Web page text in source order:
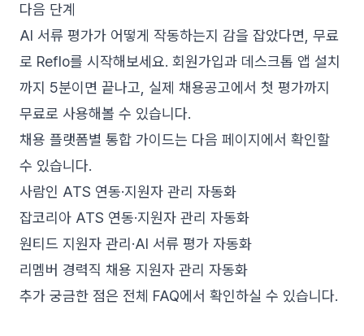
다음 단계
AI 서류 평가가 어떻게 작동하는지 감을 잡았다면, 무료
로 Reflo를 시작해보세요. 회원가입과 데스크톱 앱 설치
까지 5분이면 끝나고, 실제 채용공고에서 첫 평가까지
무료로 사용해볼 수 있습니다.
채용 플랫폼별 통합 가이드는 다음 페이지에서 확인할
수 있습니다.
사람인 ATS 연동·지원자 관리 자동화
잡코리아 ATS 연동·지원자 관리 자동화
원티드 지원자 관리·AI 서류 평가 자동화
리멤버 경력직 채용 지원자 관리 자동화
추가 궁금한 점은 전체 FAQ에서 확인하실 수 있습니다.